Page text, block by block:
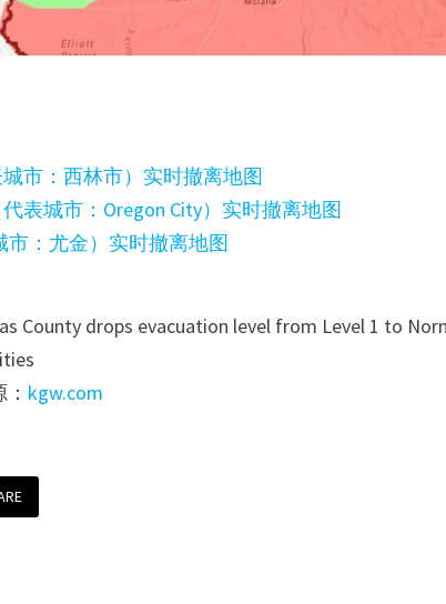
市：西林市）实时撤离地图
表城市：Oregon City）实时撤离地图
市：尤金）实时撤离地图
County drops evacuation level from Level 1 to
kgw.com